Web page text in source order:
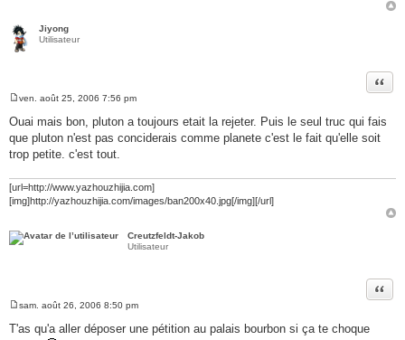
Jiyong
Utilisateur
Citer
s
s
g
ven. août 25, 2006 7:56 pm
Ouai mais bon, pluton a toujours etait la rejeter. Puis le seul truc qui fais
que pluton n'est pas conciderais comme planete c'est le fait qu'elle soit
trop petite. c'est tout.
[url=http://www.yazhouzhijia.com]
[img]http://yazhouzhijia.com/images/ban200x40.jpg[/img][/url]
Creutzfeldt-Jakob
Utilisateur
Citer
e
s
sam. août 26, 2006 8:50 pm
T'as qu'a aller déposer une pétition au palais bourbon si ça te choque